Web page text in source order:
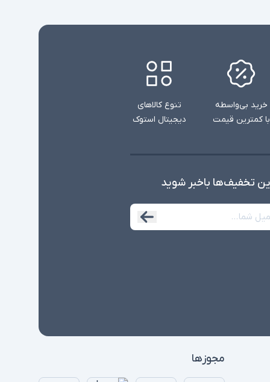
خرید بی‌واسطه
با کمترین قیمت
تنوع کالاهای
دیجیتال استوک
تخفیف‌ها با‌خبر شوید
مجوزها